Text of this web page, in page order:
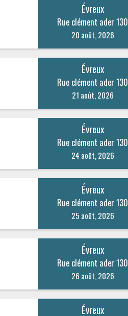
Évreux
Rue clément ader 130
20 août, 2026
Évreux
Rue clément ader 130
21 août, 2026
Évreux
Rue clément ader 130
24 août, 2026
Évreux
Rue clément ader 130
25 août, 2026
Évreux
Rue clément ader 130
26 août, 2026
Évreux